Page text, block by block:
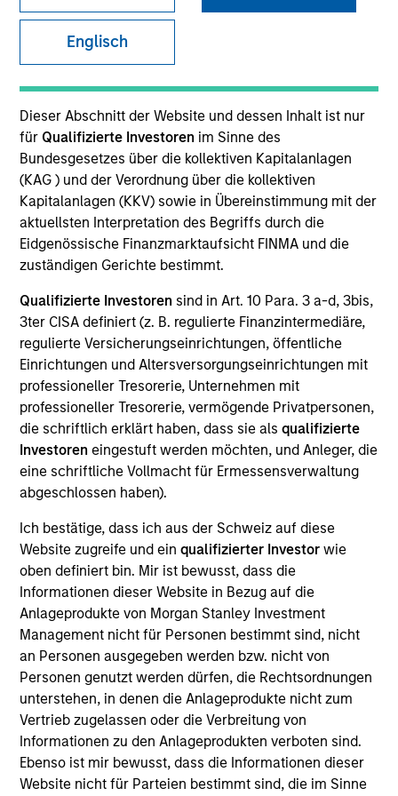
Englisch
Dieser Abschnitt der Website und dessen Inhalt ist nur
für Qualifizierte Investoren im Sinne des
Bundesgesetzes über die kollektiven Kapitalanlagen
(KAG ) und der Verordnung über die kollektiven
Kapitalanlagen (KKV) sowie in Übereinstimmung mit der
aktuellsten Interpretation des Begriffs durch die
Eidgenössische Finanzmarktaufsicht FINMA und die
zuständigen Gerichte bestimmt.
Qualifizierte Investoren sind in Art. 10 Para. 3 a-d, 3bis,
3ter CISA definiert (z. B. regulierte Finanzintermediäre,
regulierte Versicherungseinrichtungen, öffentliche
Einrichtungen und Altersversorgungseinrichtungen mit
professioneller Tresorerie, Unternehmen mit
professioneller Tresorerie, vermögende Privatpersonen,
die schriftlich erklärt haben, dass sie alsqualifizierte
Investoren eingestuft werden möchten, und Anleger, die
eine schriftliche Vollmacht für Ermessensverwaltung
abgeschlossen haben).
Ich bestätige, dass ich aus der Schweiz auf diese
Website zugreife und ein qualifizierter Investor wie
oben definiert bin. Mir ist bewusst, dass die
Informationen dieser Website in Bezug auf die
Anlageprodukte von Morgan Stanley Investment
Management nicht für Personen bestimmt sind, nicht
an Personen ausgegeben werden bzw. nicht von
Personen genutzt werden dürfen, die Rechtsordnungen
unterstehen, in denen die Anlageprodukte nicht zum
Vertrieb zugelassen oder die Verbreitung von
Informationen zu den Anlageprodukten verboten sind.
Ebenso ist mir bewusst, dass die Informationen dieser
Website nicht für Parteien bestimmt sind, die im Sinne
YEARS OF INDUSTRY EXPERIENCE
22 Years
Scott Steel is Global Head of Product and Corporate
Development, leading the Product Development,
Capital Markets, Integrated Firm, Strategy and
Marketing teams, and a member of the Morgan
Stanley Investment Management Operating
Committee. He joined Morgan Stanley Investment
Management in 2024 after spending a decade as
the Chief Operating Officer of Morgan Stanley’s
Wealth Management Investment Solutions
organization, which included the development,
sourcing, onboarding, distribution, and servicing of
all investment products and solutions across Wealth
Management.
Prior to joining Morgan Stanley, Scott worked at
Merrill Lynch where he was an Investment Banker
in the Financial Institutions Group as well as the
head of several business strategy teams in
Investment Banking and Wealth Management. He
has over 20 years of financial services experience.
Scott has a BS in Finance from Villanova University.